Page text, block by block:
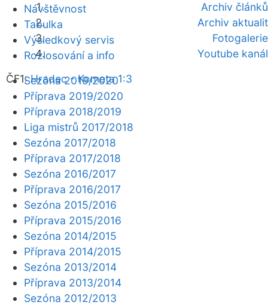
Archiv článků
Archiv aktualit
Fotogalerie
Youtube kanál
ČF1:Hradec - Kometa 1:3
Návštěvnost
Tabulka
Výsledkový servis
Rozlosování a info
Sezóna 2019/2020
Příprava 2019/2020
Příprava 2018/2019
Liga mistrů 2017/2018
Sezóna 2017/2018
Příprava 2017/2018
Sezóna 2016/2017
Příprava 2016/2017
Sezóna 2015/2016
Příprava 2015/2016
Sezóna 2014/2015
Příprava 2014/2015
Sezóna 2013/2014
Příprava 2013/2014
Sezóna 2012/2013